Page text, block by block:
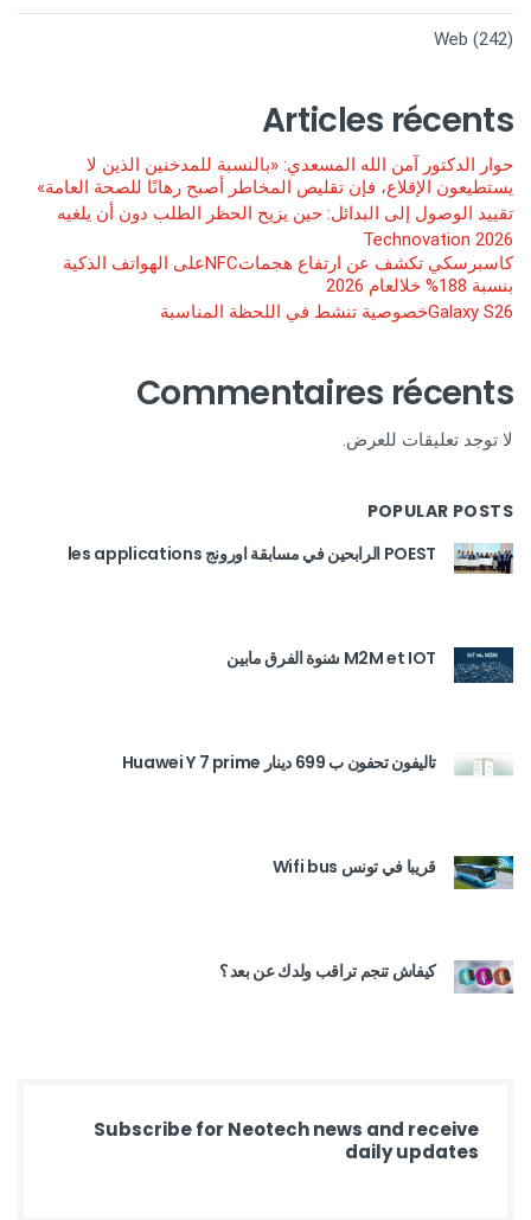
Web (242)
Articles récents
حوار الدكتور آمن الله المسعدي: «بالنسبة للمدخنين الذين لا
يستطيعون الإقلاع، فإن تقليص المخاطر أصبح رهانًا للصحة العامة»
تقييد الوصول إلى البدائل: حين يزيح الحظر الطلب دون أن يلغيه
Technovation 2026
كاسبرسكي تكشف عن ارتفاع هجماتNFCعلى الهواتف الذكية
بنسبة 188% خلالعام 2026
Galaxy S26خصوصية تنشط في اللحظة المناسبة
Commentaires récents
لا توجد تعليقات للعرض.
POPULAR POSTS
POEST الرابحين في مسابقة اورونج les applications
M2M et IOT شنوة الفرق مابين
تاليفون تحفون ب 699 دينار Huawei Y 7 prime
قريبا في تونس Wifi bus
كيفاش تنجم تراقب ولدك عن بعد ؟
Subscribe for Neotech news and receive
daily updates